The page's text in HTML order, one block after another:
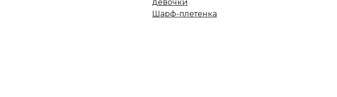
девочки
Шарф-плетенка